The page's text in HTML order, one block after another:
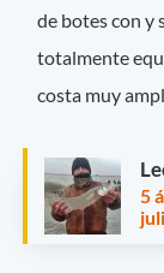
de botes con y
totalmente
costa muy
5